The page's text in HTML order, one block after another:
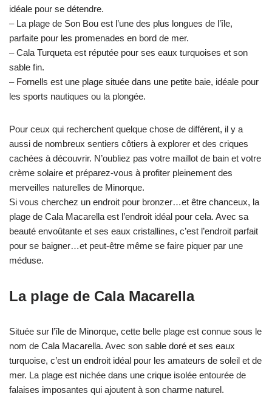
idéale pour se détendre.
– La plage de Son Bou est l’une des plus longues de l’île,
parfaite pour les promenades en bord de mer.
– Cala Turqueta est réputée pour ses eaux turquoises et son
sable fin.
– Fornells est une plage située dans une petite baie, idéale pour
les sports nautiques ou la plongée.
Pour ceux qui recherchent quelque chose de différent, il y a
aussi de nombreux sentiers côtiers à explorer et des criques
cachées à découvrir. N’oubliez pas votre maillot de bain et votre
crème solaire et préparez-vous à profiter pleinement des
merveilles naturelles de Minorque.
Si vous cherchez un endroit pour bronzer…et être chanceux, la
plage de Cala Macarella est l’endroit idéal pour cela. Avec sa
beauté envoûtante et ses eaux cristallines, c’est l’endroit parfait
pour se baigner…et peut-être même se faire piquer par une
méduse.
La plage de Cala Macarella
Située sur l’île de Minorque, cette belle plage est connue sous le
nom de Cala Macarella. Avec son sable doré et ses eaux
turquoise, c’est un endroit idéal pour les amateurs de soleil et de
mer. La plage est nichée dans une crique isolée entourée de
falaises imposantes qui ajoutent à son charme naturel.